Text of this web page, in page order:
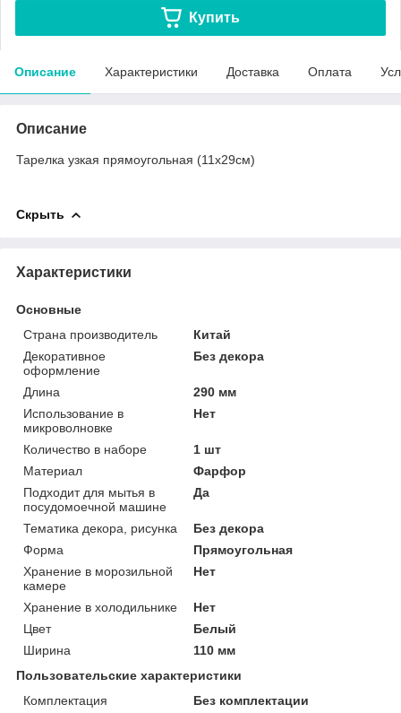
Купить
Описание Характеристики Доставка Оплата
Описание
Тарелка узкая прямоугольная (11х29см)
Скрыть
Характеристики
Основные
Страна производитель
Китай
Декоративное
оформление
Без декора
Длина
290 мм
Использование в
микроволновке
Нет
Количество в наборе
1 шт
Материал
Фарфор
Подходит для мытья в
посудомоечной машине
Да
Тематика декора, рисунка
Без декора
Форма
Прямоугольная
Хранение в морозильной
камере
Нет
Хранение в холодильнике
Нет
Цвет
Белый
Ширина
110 мм
Пользовательские характеристики
Комплектация
Без комплектации